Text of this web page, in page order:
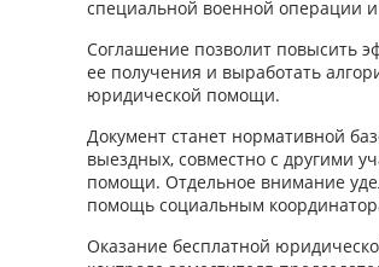
специальной военной операции
Соглашение позволит повысить
ее получения и выработать
юридической помощи.
Документ станет нормативной
выездных, совместно с другими
помощи. Отдельное внимание
помощь социальным
Оказание бесплатной